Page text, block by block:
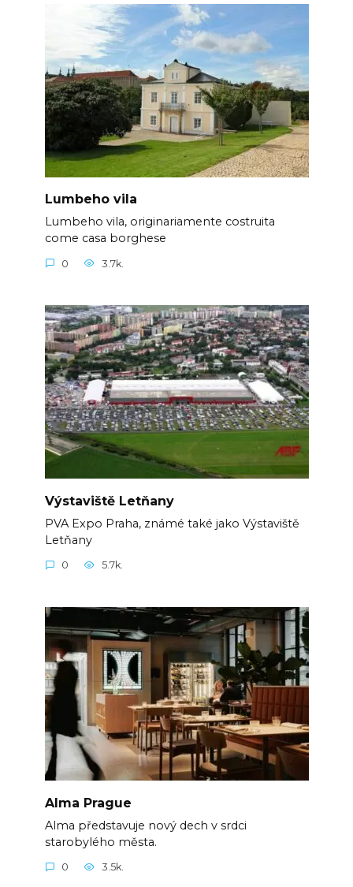
Lumbeho vila
Lumbeho vila, originariamente costruita
come casa borghese
0 3.7k.
Výstaviště Letňany
PVA Expo Praha, známé také jako Výstaviště
Letňany
0 5.7k.
Alma Prague
Alma představuje nový dech v srdci
starobylého města.
0 3.5k.